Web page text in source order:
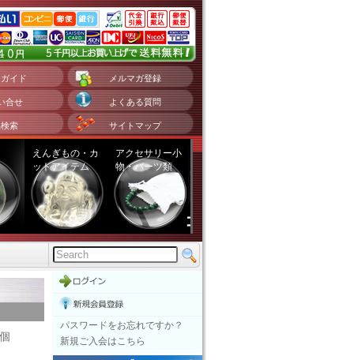
イド メルマガ登録
合せ よくある質問
索 サイトマップ
えんぎもの・カ
ットアイテム
アクセサリー小
物・パーツ類
パスワードをお忘れですか？
新規ご入会はこちら